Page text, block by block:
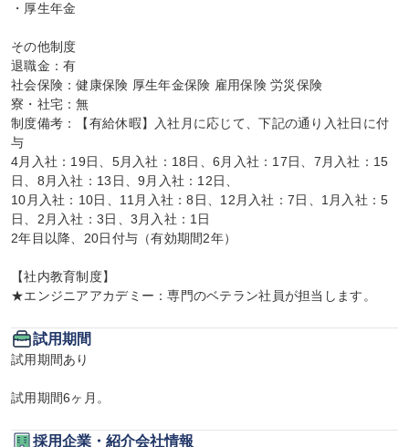
・厚生年金
その他制度
退職金：有
社会保険：健康保険 厚生年金保険 雇用保険 労災保険
寮・社宅：無
制度備考：【有給休暇】入社月に応じて、下記の通り入社日に付
与
4月入社：19日、5月入社：18日、6月入社：17日、7月入社：15
日、8月入社：13日、9月入社：12日、
10月入社：10日、11月入社：8日、12月入社：7日、1月入社：5
日、2月入社：3日、3月入社：1日
2年目以降、20日付与（有効期間2年）
【社内教育制度】
★エンジニアアカデミー：専門のベテラン社員が担当します。
試用期間
試用期間あり
試用期間6ヶ月。
採用企業・紹介会社情報